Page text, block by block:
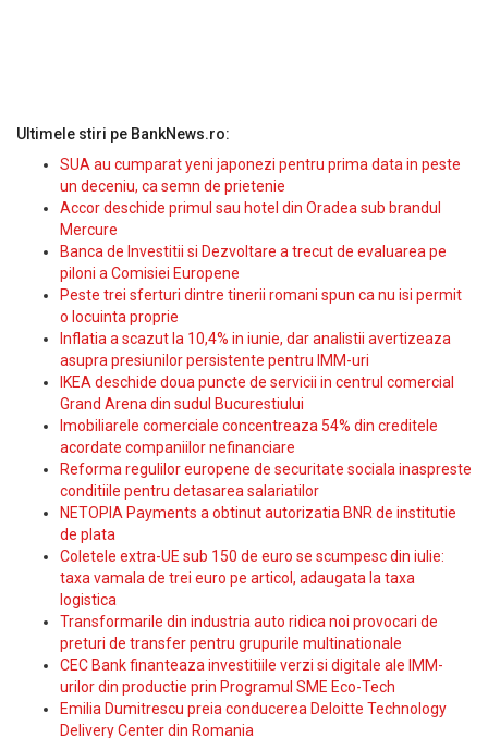
Ultimele stiri pe BankNews.ro:
SUA au cumparat yeni japonezi pentru prima data in peste
un deceniu, ca semn de prietenie
Accor deschide primul sau hotel din Oradea sub brandul
Mercure
Banca de Investitii si Dezvoltare a trecut de evaluarea pe
piloni a Comisiei Europene
Peste trei sferturi dintre tinerii romani spun ca nu isi permit
o locuinta proprie
Inflatia a scazut la 10,4% in iunie, dar analistii avertizeaza
asupra presiunilor persistente pentru IMM-uri
IKEA deschide doua puncte de servicii in centrul comercial
Grand Arena din sudul Bucurestiului
Imobiliarele comerciale concentreaza 54% din creditele
acordate companiilor nefinanciare
Reforma regulilor europene de securitate sociala inaspreste
conditiile pentru detasarea salariatilor
NETOPIA Payments a obtinut autorizatia BNR de institutie
de plata
Coletele extra-UE sub 150 de euro se scumpesc din iulie:
taxa vamala de trei euro pe articol, adaugata la taxa
logistica
Transformarile din industria auto ridica noi provocari de
preturi de transfer pentru grupurile multinationale
CEC Bank finanteaza investitiile verzi si digitale ale IMM-
urilor din productie prin Programul SME Eco-Tech
Emilia Dumitrescu preia conducerea Deloitte Technology
Delivery Center din Romania